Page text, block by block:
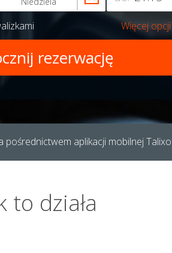
Więcej opcji
pośrednictwem aplikacji mobilnej
to działa